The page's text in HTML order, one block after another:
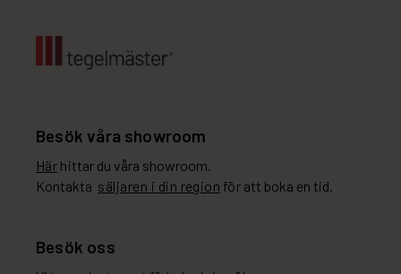
Besök våra showroom
Här hittar du våra showroom.
Kontakta säljaren i din region för att boka en tid.
Besök oss